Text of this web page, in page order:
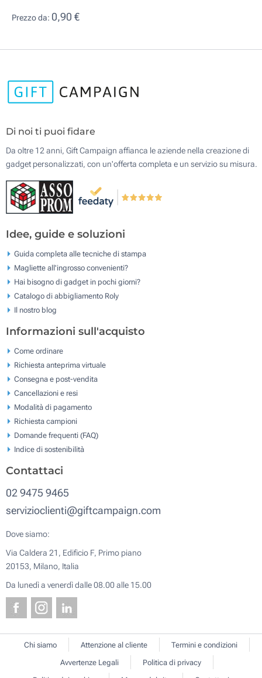
Prezzo da: 0,90 €
Di noi ti puoi fidare
Da oltre 12 anni, Gift Campaign affianca le aziende nella creazione di
gadget personalizzati, con un'offerta completa e un servizio su misura.
Idee, guide e soluzioni
Guida completa alle tecniche di stampa
Magliette all'ingrosso convenienti?
Hai bisogno di gadget in pochi giorni?
Catalogo di abbigliamento Roly
Il nostro blog
Informazioni sull'acquisto
Come ordinare
Richiesta anteprima virtuale
Consegna e post-vendita
Cancellazioni e resi
Modalità di pagamento
Richiesta campioni
Domande frequenti (FAQ)
Indice di sostenibilità
Contattaci
02 9475 9465
servizioclienti@giftcampaign.com
Dove siamo:
Via Caldera 21, Edificio F, Primo piano
20153, Milano, Italia
Da lunedì a venerdì dalle 08.00 alle 15.00
Chi siamo Attenzione al cliente
Termini e condizioni
Avvertenze Legali
Politica di privacy